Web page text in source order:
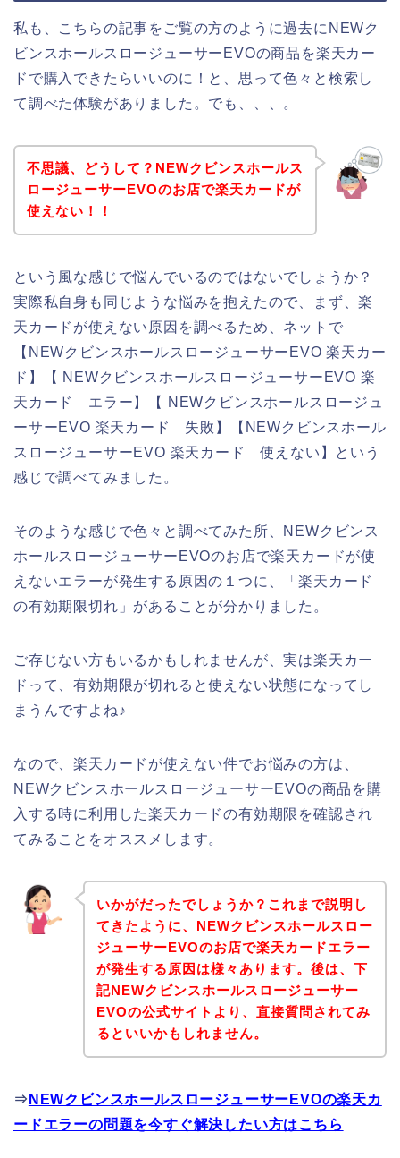
私も、こちらの記事をご覧の方のように過去にNEWク
ビンスホールスロージューサーEVOの商品を楽天カー
ドで購入できたらいいのに！と、思って色々と検索し
て調べた体験がありました。でも、、、。
不思議、どうして？NEWクビンスホールス
ロージューサーEVOのお店で楽天カードが
使えない！！
という風な感じで悩んでいるのではないでしょうか？
実際私自身も同じような悩みを抱えたので、まず、楽
天カードが使えない原因を調べるため、ネットで
【NEWクビンスホールスロージューサーEVO 楽天カー
ド】【 NEWクビンスホールスロージューサーEVO 楽
天カード エラー】【 NEWクビンスホールスロージュ
ーサーEVO 楽天カード 失敗】【NEWクビンスホール
スロージューサーEVO 楽天カード 使えない】という
感じで調べてみました。
そのような感じで色々と調べてみた所、NEWクビンス
ホールスロージューサーEVOのお店で楽天カードが使
えないエラーが発生する原因の１つに、「楽天カード
の有効期限切れ」があることが分かりました。
ご存じない方もいるかもしれませんが、実は楽天カー
ドって、有効期限が切れると使えない状態になってし
まうんですよね♪
なので、楽天カードが使えない件でお悩みの方は、
NEWクビンスホールスロージューサーEVOの商品を購
入する時に利用した楽天カードの有効期限を確認され
てみることをオススメします。
いかがだったでしょうか？これまで説明し
てきたように、NEWクビンスホールスロー
ジューサーEVOのお店で楽天カードエラー
が発生する原因は様々あります。後は、下
記NEWクビンスホールスロージューサー
EVOの公式サイトより、直接質問されてみ
るといいかもしれません。
⇒ NEWクビンスホールスロージューサーEVOの楽天カ
ードエラーの問題を今すぐ解決したい方はこちら